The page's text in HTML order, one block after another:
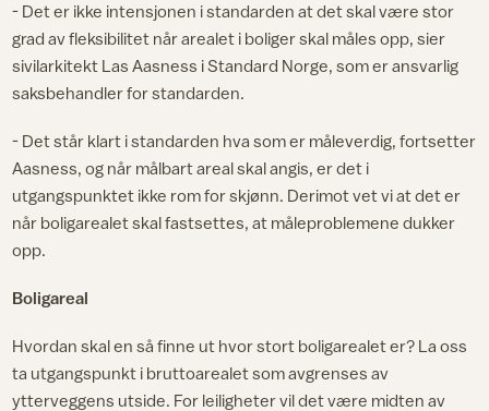
- Det er ikke intensjonen i standarden at det skal være stor
grad av fleksibilitet når arealet i boliger skal måles opp, sier
sivilarkitekt Las Aasness i Standard Norge, som er ansvarlig
saksbehandler for standarden.
- Det står klart i standarden hva som er måleverdig, fortsetter
Aasness, og når målbart areal skal angis, er det i
utgangspunktet ikke rom for skjønn. Derimot vet vi at det er
når boligarealet skal fastsettes, at måleproblemene dukker
opp.
Boligareal
Hvordan skal en så finne ut hvor stort boligarealet er? La oss
ta utgangspunkt i bruttoarealet som avgrenses av
ytterveggens utside. For leiligheter vil det være midten av